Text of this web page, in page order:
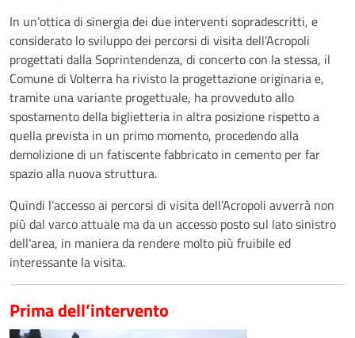
In un’ottica di sinergia dei due interventi sopradescritti, e
considerato lo sviluppo dei percorsi di visita dell’Acropoli
progettati dalla Soprintendenza, di concerto con la stessa, il
Comune di Volterra ha rivisto la progettazione originaria e,
tramite una variante progettuale, ha provveduto allo
spostamento della biglietteria in altra posizione rispetto a
quella prevista in un primo momento, procedendo alla
demolizione di un fatiscente fabbricato in cemento per far
spazio alla nuova struttura.
Quindi l’accesso ai percorsi di visita dell’Acropoli avverrà non
più dal varco attuale ma da un accesso posto sul lato sinistro
dell’area, in maniera da rendere molto più fruibile ed
interessante la visita.
Prima dell’intervento